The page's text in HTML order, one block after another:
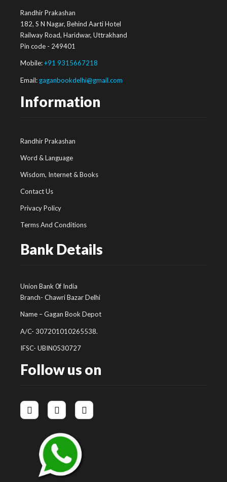
Randhir Prakashan
182, S N Nagar, Behind Aarti Hotel
Railway Road, Haridwar, Uttrakhand
Pin code - 249401
Mobile:+91 9315667218
Email: gaganbookdelhi@gmail.com
Information
Randhir Prakashan
Word & Language
Wisdom, Internet & Books
Contact Us
Privacy Policy
Terms And Conditions
Bank Details
Union Bank 0f India
Branch- Chawri Bazar Delhi
Name – Gagan Book Depot
A/C- 307201010265538.
IFSC- UBIN0530727
Follow us on